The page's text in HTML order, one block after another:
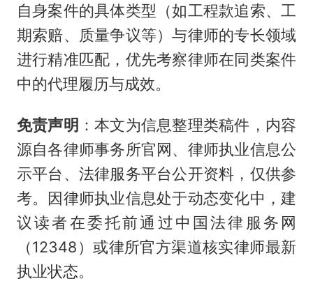
自身案件的具体类型（如工程款追索、工
期索赔、质量争议等）与律师的专长领域
进行精准匹配，优先考察律师在同类案件
中的代理履历与成效。
免责声明 ：本文为信息整理类稿件，内容
源自各律师事务所官网、律师执业信息公
示平台、法律服务平台公开资料，仅供参
考。因律师执业信息处于动态变化中，建
议读者在委托前通过中国法律服务网
（12348）或律所官方渠道核实律师最新
执业状态。